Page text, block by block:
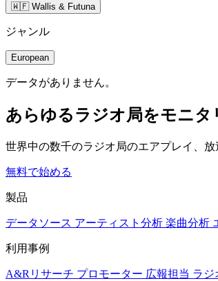
🇼🇫 Wallis & Futuna
ジャンル
European
データがありません。
あらゆるラジオ局をモニタ
世界中の数千のラジオ局のエアプレイ、放
無料で始める
製品
データソース アーティスト分析 楽曲分析
利用事例
A&Rリサーチ プロモーター 広報担当 ラジ